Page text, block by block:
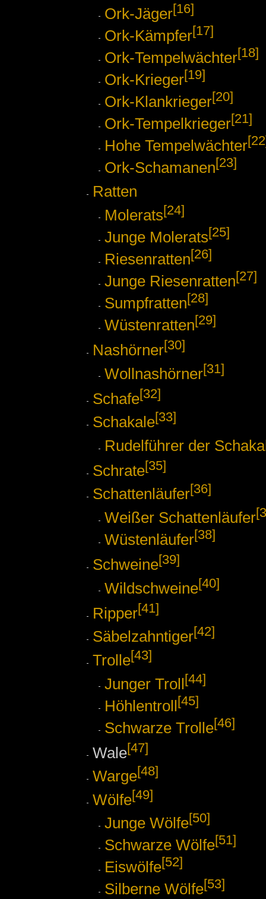
Ork-Jäger[16]
Ork-Kämpfer[17]
Ork-Tempelwächter[18]
Ork-Krieger[19]
Ork-Klankrieger[20]
Ork-Tempelkrieger[21]
Hohe Tempelwächter
Ork-Schamanen[23]
Ratten
Molerats[24]
Junge Molerats[25]
Riesenratten[26]
Junge Riesenratten[27]
Sumpfratten[28]
Wüstenratten[29]
Nashörner[30]
Wollnashörner[31]
Schafe[32]
Schakale[33]
Rudelführer der
Schrate[35]
Schattenläufer[36]
Weißer Schattenläufer
Wüstenläufer[38]
Schweine[39]
Wildschweine[40]
Ripper[41]
Säbelzahntiger[42]
Trolle[43]
Junger Troll[44]
Höhlentroll[45]
Schwarze Trolle[46]
Wale[47]
Warge[48]
Wölfe[49]
Junge Wölfe[50]
Schwarze Wölfe[51]
Eiswölfe[52]
Silberne Wölfe[53]